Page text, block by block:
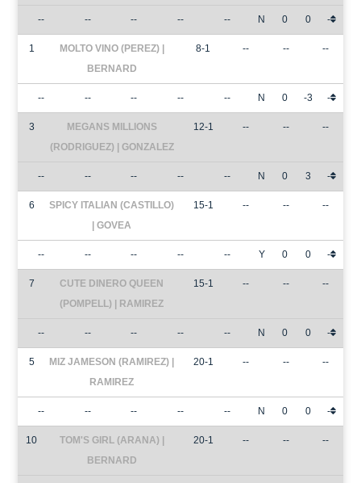
-- -- -- -- -- N 0 0 -
1
MOLTO VINO (PEREZ) |
BERNARD
8-1 -- -- --
-- -- -- -- -- N 0 -3 -
3
MEGANS MILLIONS
(RODRIGUEZ) | GONZALEZ
12-1 -- -- --
-- -- -- -- -- N 0 3 -
6
SPICY ITALIAN (CASTILLO)
| GOVEA
15-1 -- -- --
-- -- -- -- -- Y 0 0 -
7
CUTE DINERO QUEEN
(POMPELL) | RAMIREZ
15-1 -- -- --
-- -- -- -- -- N 0 0 -
5
MIZ JAMESON (RAMIREZ) |
RAMIREZ
20-1 -- -- --
-- -- -- -- -- N 0 0 -
10
TOM'S GIRL (ARANA) |
BERNARD
20-1 -- -- --